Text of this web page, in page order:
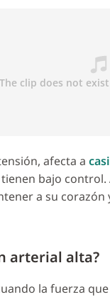
afecta a
bajo
a su
arterial alta?
la fuerza